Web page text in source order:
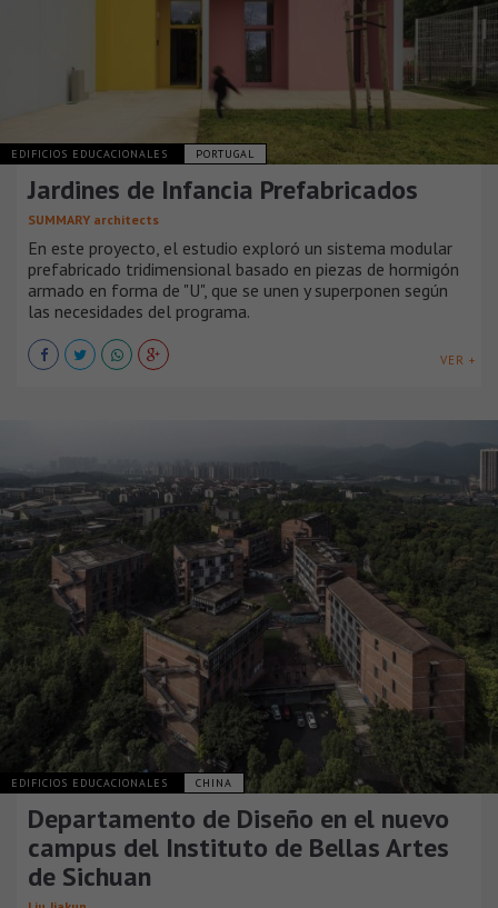
EDIFICIOS EDUCACIONALES PORTUGAL
Jardines de Infancia Prefabricados
SUMMARY architects
En este proyecto, el estudio exploró un sistema modular
prefabricado tridimensional basado en piezas de hormigón
armado en forma de "U", que se unen y superponen según
las necesidades del programa.
VER +
EDIFICIOS EDUCACIONALES CHINA
Departamento de Diseño en el nuevo
campus del Instituto de Bellas Artes
de Sichuan